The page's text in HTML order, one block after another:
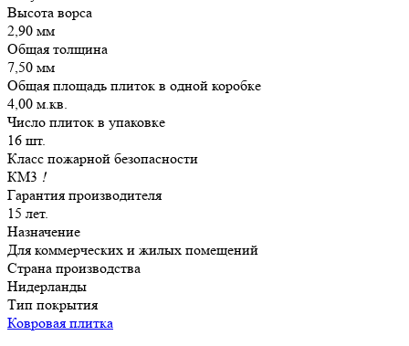
Высота ворса
2,90 мм
Общая толщина
7,50 мм
Общая площадь плиток в одной коробке
4,00 м.кв.
Число плиток в упаковке
16 шт.
Класс пожарной безопасности
КМ3 !
Гарантия производителя
15 лет.
Назначение
Для коммерческих и жилых помещений
Страна производства
Нидерланды
Тип покрытия
Ковровая плитка